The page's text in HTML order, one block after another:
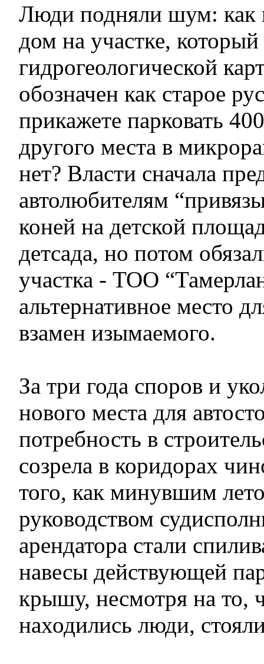
Люди подняли шум: как
дом на участке, который
гидрогеологической
обозначен как старое
прикажете парковать
другого места в
нет? Власти сначала
автолюбителям
коней на детской
детсада, но потом
участка - ТОО
альтернативное место
взамен изымаемого.
За три года споров и
нового места для
потребность в
созрела в коридорах
того, как минувшим
руководством
арендатора стали
навесы действующей
крышу, несмотря на то,
находились люди,